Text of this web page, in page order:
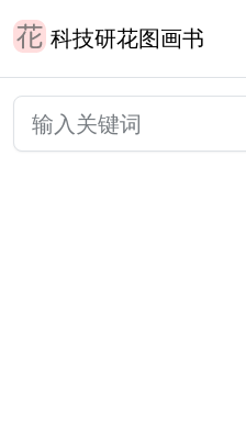
科技研花图画书